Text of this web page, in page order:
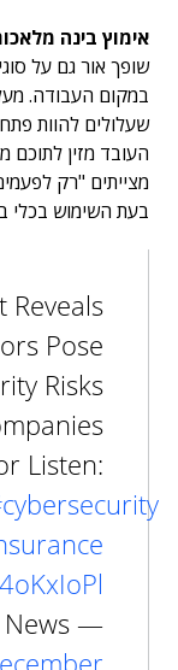
אימוץ בינה
שופך אור גם על
שעלולים להוות
מצייתים "רק
בעת השימוש בכלי
Reveals
Pose
Risks
Listen:
News